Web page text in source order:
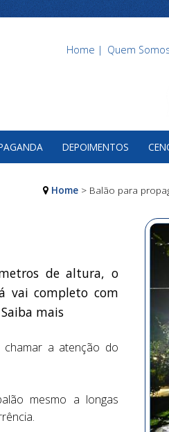
Home | Quem
DEPOIMENTOS
Home> Balão para
de altura, o
vai completo com
mais
chamar a atenção do
mesmo a longas